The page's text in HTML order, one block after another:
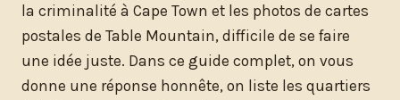
la criminalité à Cape Town et les photos de cartes
postales de Table Mountain, difficile de se faire
une idée juste. Dans ce guide complet, on vous
donne une réponse honnête, on liste les quartiers